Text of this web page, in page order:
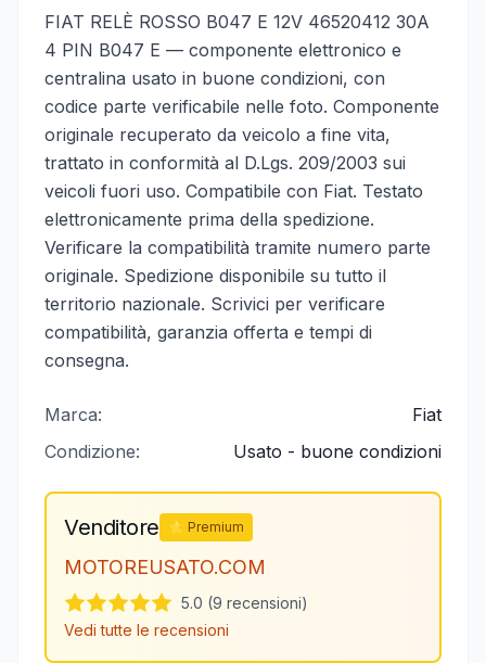
FIAT RELÈ ROSSO B047 E 12V 46520412 30A
4 PIN B047 E — componente elettronico e
centralina usato in buone condizioni, con
codice parte verificabile nelle foto. Componente
originale recuperato da veicolo a fine vita,
trattato in conformità al D.Lgs. 209/2003 sui
veicoli fuori uso. Compatibile con Fiat. Testato
elettronicamente prima della spedizione.
Verificare la compatibilità tramite numero parte
originale. Spedizione disponibile su tutto il
territorio nazionale. Scrivici per verificare
compatibilità, garanzia offerta e tempi di
consegna.
Marca:
Fiat
Condizione:
Usato - buone condizioni
Venditore ⭐ Premium
MOTOREUSATO.COM
5.0 (9 recensioni)
Vedi tutte le recensioni